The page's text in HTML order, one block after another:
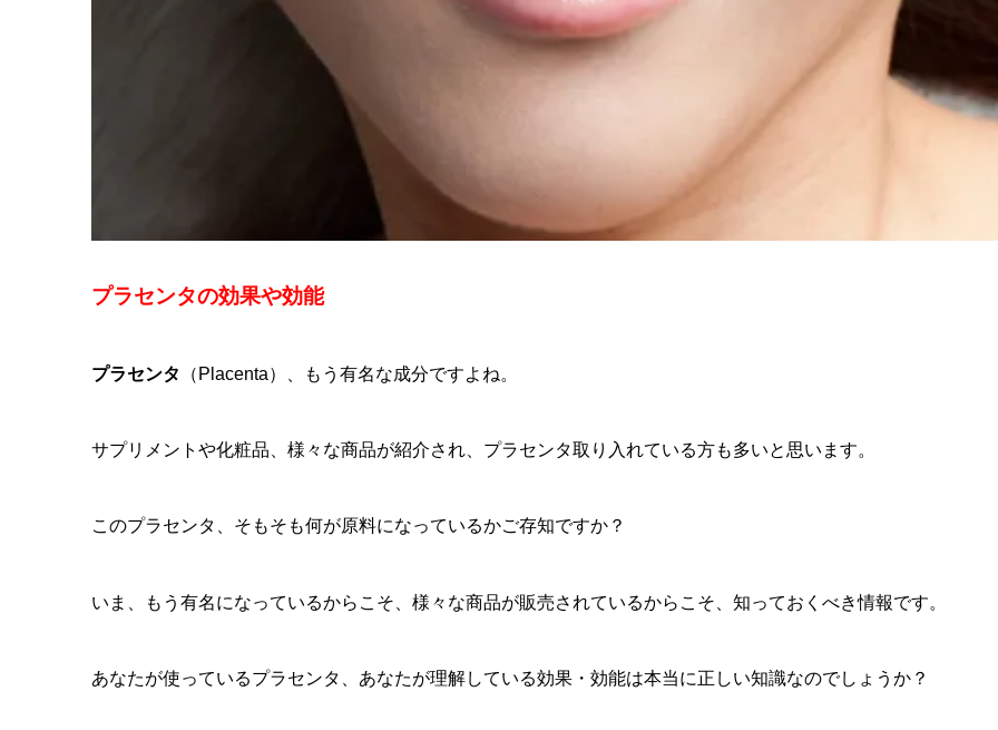
プラセンタの効果や効能
プラセンタ （Placenta）、もう有名な成分ですよね。
サプリメントや化粧品、様々な商品が紹介され、プラセンタ取り入れている方も多いと思います。
このプラセンタ、そもそも何が原料になっているかご存知ですか？
いま、もう有名になっているからこそ、様々な商品が販売されているからこそ、知っておくべき情報です。
あなたが使っているプラセンタ、あなたが理解している効果・効能は本当に正しい知識なのでしょうか？